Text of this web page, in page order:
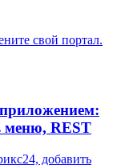
свой портал.
меню, REST
добавить